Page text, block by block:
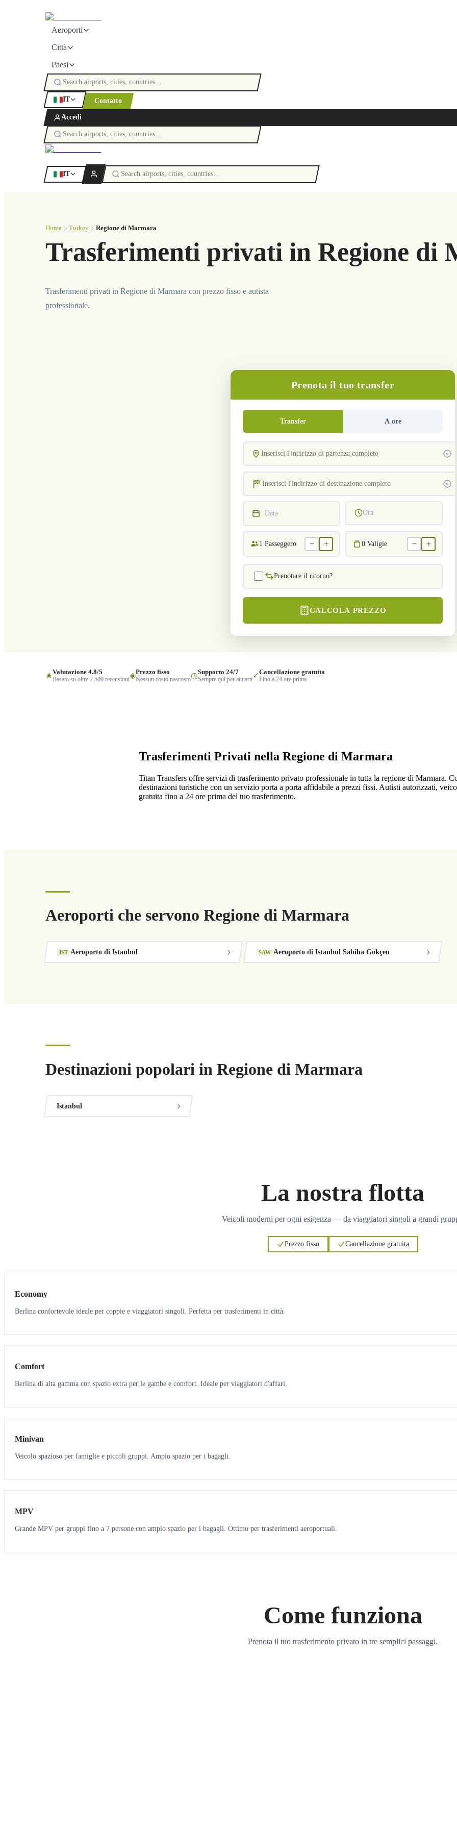
Aeroporti
Città
Paesi
IT Contatto
Accedi
IT
Home Turkey Regione di Marmara
Trasferimenti privati in Regione di
Trasferimenti privati in Regione di Marmara con prezzo fisso e autista
professionale.
Prenota il tuo transfer
Transfer A ore
Data Ora
1 Passeggero − + 0 Valigie − +
Prenotare il ritorno?
CALCOLA PREZZO
★Valutazione 4.8/5
Basato su oltre 2.500 recensioni◈Prezzo fisso
Nessun costo nascosto◷Supporto 24/7
Sempre qui per aiutarti✓Cancellazione gratuita
Fino a 24 ore prima
Trasferimenti Privati nella Regione di Marmara
Titan Transfers offre servizi di trasferimento privato professionale in tutta la regione di Marmara.
destinazioni turistiche con un servizio porta a porta affidabile a prezzi fissi. Autisti autorizzati,
gratuita fino a 24 ore prima del tuo trasferimento.
Aeroporti che servono Regione di Marmara
IST Aeroporto di Istanbul SAW Aeroporto di Istanbul Sabiha Gökçen
Destinazioni popolari in Regione di Marmara
Istanbul
La nostra flotta
Veicoli moderni per ogni esigenza — da viaggiatori singoli a grandi
Prezzo fisso Cancellazione gratuita
Economy
Berlina confortevole ideale per coppie e viaggiatori singoli. Perfetta per trasferimenti in città.
3 3
Comfort
Berlina di alta gamma con spazio extra per le gambe e comfort. Ideale per viaggiatori d'affari.
6 5
Minivan
Veicolo spazioso per famiglie e piccoli gruppi. Ampio spazio per i bagagli.
7 7
MPV
Grande MPV per gruppi fino a 7 persone con ampio spazio per i bagagli. Ottimo per trasferimenti aeroportuali.
Come funziona
Prenota il tuo trasferimento privato in tre semplici passaggi.